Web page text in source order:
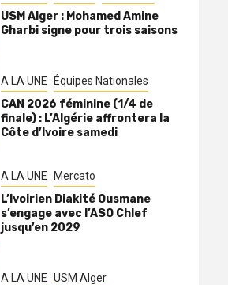
USM Alger : Mohamed Amine
Gharbi signe pour trois saisons
A LA UNE Équipes Nationales
CAN 2026 féminine (1/4 de
finale) : L’Algérie affrontera la
Côte d’Ivoire samedi
A LA UNE Mercato
L’Ivoirien Diakité Ousmane
s’engage avec l’ASO Chlef
jusqu’en 2029
A LA UNE USM Alger